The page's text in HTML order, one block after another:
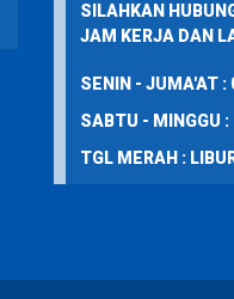
SILAHKAN
JAM KERJA DAN
SENIN - JUMA'AT :
SABTU - MINGGU
TGL MERAH :